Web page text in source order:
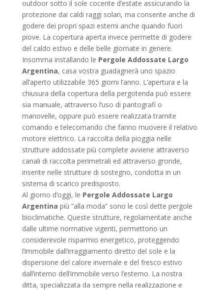
outdoor sotto il sole cocente d’estate assicurando la
protezione dai caldi raggi solari, ma consente anche di
godere dei propri spazi esterni anche quando fuori
piove. La copertura aperta invece permette di godere
del caldo estivo e delle belle giornate in genere.
Insomma installando le Pergole Addossate Largo
Argentina, casa vostra guadagnerà uno spazio
all’aperto utilizzabile 365 giorni l’anno. L’apertura e la
chiusura della copertura della pergotenda può essere
sia manuale, attraverso l’uso di pantografi o
manovelle, oppure può essere realizzata tramite
comando e telecomando che fanno muovere il relativo
motore elettrico. La raccolta della pioggia nelle
strutture addossate più complete avviene attraverso
canali di raccolta perimetrali ed attraverso gronde,
inserite nelle strutture di sostegno, condotta in un
sistema di scarico predisposto.
Al giorno d’oggi, le Pergole Addossate Largo
Argentina più “alla moda” sono le così dette pergole
bioclimatiche. Queste strutture, regolamentate anche
dalle ultime normative vigenti, permettono un
considerevole risparmio energetico, proteggendo
l’immobile dall’irraggiamento diretto del sole e la
dispersione del calore invernale e del fresco estivo
dall’interno dell’immobile verso l’esterno. La nostra
ditta, specializzata da sempre nella realizzazione e